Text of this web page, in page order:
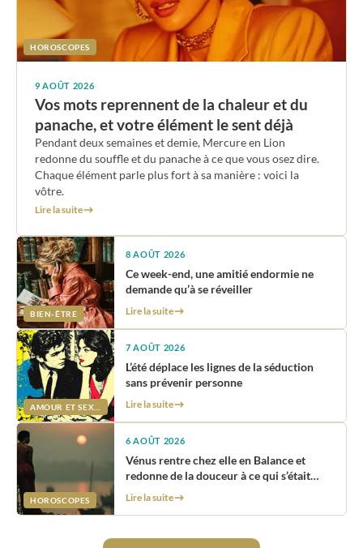
HOROSCOPES
9 AOÛT 2026
Vos mots reprennent de la chaleur et du
panache, et votre élément le sent déjà
Pendant deux semaines et demie, Mercure en Lion
redonne du souffle et du panache à ce que vous osez dire.
Chaque élément parle plus fort à sa manière : voici la
vôtre.
Lire la suite
BIEN-ÊTRE
8 AOÛT 2026
Ce week-end, une amitié endormie ne
demande qu’à se réveiller
Lire la suite
7 AOÛT 2026
L’été déplace les lignes de la séduction
sans prévenir personne
Lire la suite
HOROSCOPES
6 AOÛT 2026
Vénus rentre chez elle en Balance et
redonne de la douceur à ce qui s’était
durci
Lire la suite